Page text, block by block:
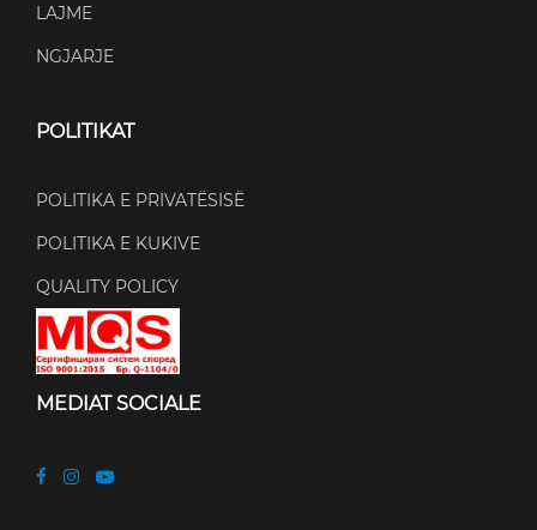
LAJME
NGJARJE
POLITIKAT
POLITIKA E PRIVATËSISË
POLITIKA E KUKIVE
QUALITY POLICY
MEDIAT SOCIALE